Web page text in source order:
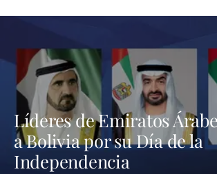
Líderes de Emiratos
a Bolivia por su Día de la
Independencia